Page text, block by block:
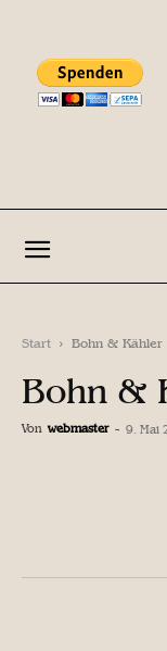
Start Bohn & Kähler
Bohn &
Von webmaster - 9. Mai